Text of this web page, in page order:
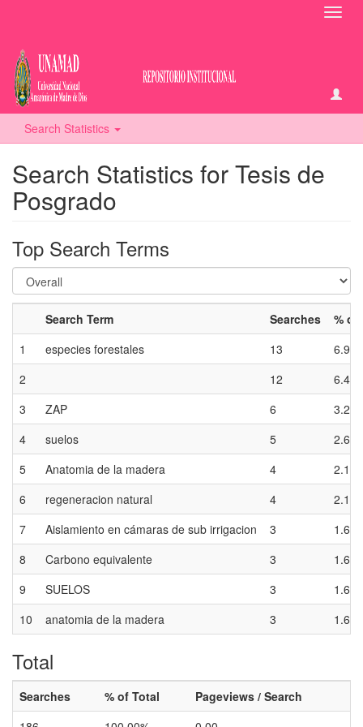
Search Statistics
Search Statistics for Tesis de
Posgrado
Top Search Terms
Search Term Searches
% of
1
especies forestales 13
2
12
3
ZAP 6
4
suelos 5
5
Anatomia de la madera 4
6
regeneracion natural 4
7
Aislamiento en cámaras de sub irrigacion 3
8
Carbono equivalente 3
9
SUELOS 3
10
anatomia de la madera 3
Total
Searches % of Total
Pageviews / Search